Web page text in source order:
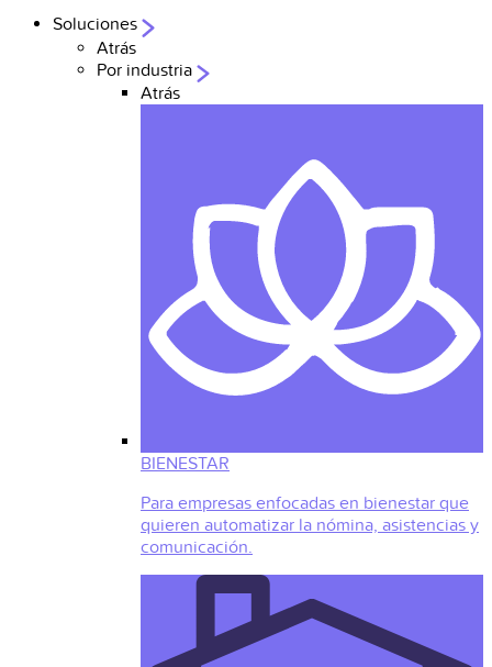
Soluciones
Atrás
Por industria
Atrás
BIENESTAR
Para empresas enfocadas en bienestar que
quieren automatizar la nómina, asistencias y
comunicación.